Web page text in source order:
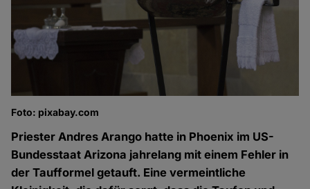
Foto: pixabay.com
Priester Andres Arango hatte in Phoenix im US-
Bundesstaat Arizona jahrelang mit einem Fehler in
der Taufformel getauft. Eine vermeintliche